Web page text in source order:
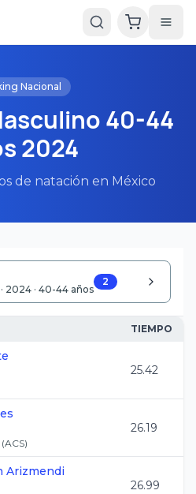
Nacional
40-44
2024
de natación en México
2024 · 40-44 años
2
TIEMPO
25.42
(ACS)
26.19
Arizmendi
26.99